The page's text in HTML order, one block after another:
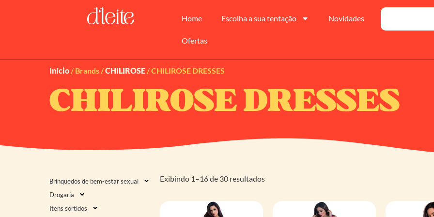
Home Escolha a sua tentação Novidades
Ofertas
Início / Brands /CHILIROSE / CHILIROSE DRESSES
CHILIROSE DRESSES
Brinquedos de bem-estar sexual
Drogaria
Itens sortidos
Exibindo 1–16 de 30 resultados